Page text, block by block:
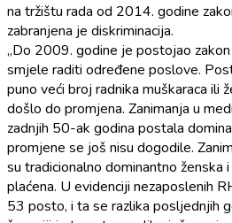
na tržištu rada od 2014. godine
zabranjena je diskriminacija.
„Do 2009. godine je postojao
smjele raditi određene poslove.
puno veći broj radnika muškaraca ili
došlo do promjena. Zanimanja u
zadnjih 50-ak godina postala
promjene se još nisu dogodile.
su tradicionalno dominantno ženska
plaćena. U evidenciji nezaposlenih
53 posto, i ta se razlika posljednjih